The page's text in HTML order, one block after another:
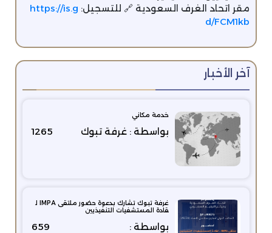
مقر اتحاد الغرف السعودية 🔗 للتسجيل: https://is.g
d/FCM1kb
آخر الأخبار
خدمة مكاني
بواسطة : غرفة تبوك 1265
غرفة تبوك تشارك بدعوة حضور ملتقى IMPA ل
قادة المستشفيات التنفيذيين
بواسطة : 659